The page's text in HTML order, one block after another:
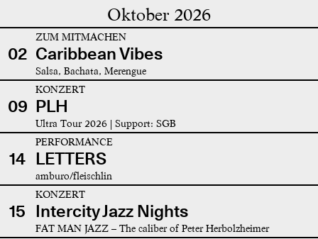
Oktober 2026
02
ZUM MITMACHEN
Caribbean Vibes
Salsa, Bachata, Merengue
09
KONZERT
PLH
Ultra Tour 2026 | Support: SGB
14
PERFORMANCE
LETTERS
amburo/fleischlin
15
KONZERT
Intercity Jazz Nights
FAT MAN JAZZ – The caliber of Peter Herbolzheimer